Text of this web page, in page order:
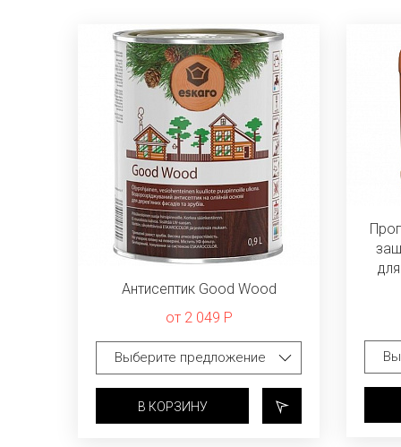
Антисептик Good Wood
от 2 049 Р
В КОРЗИНУ